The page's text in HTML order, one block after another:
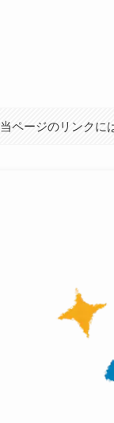
当ページのリンクに